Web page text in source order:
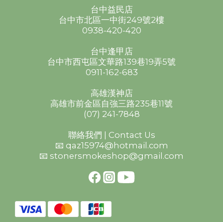
台中益民店
台中市北區一中街249號2樓
0938-420-420
台中逢甲店
台中市西屯區文華路139巷19弄5號
0911-162-683
高雄漢神店
高雄市前金區自強三路235巷11號
(07) 241-7848
聯絡我們 | Contact Us
📧 qaz15974@hotmail.com
📧 stonersmokeshop@gmail.com